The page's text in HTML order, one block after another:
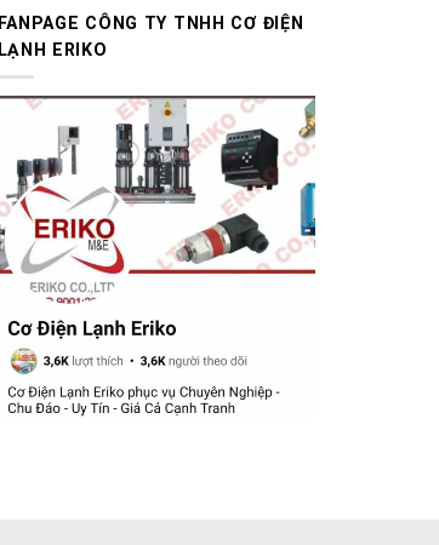
FANPAGE CÔNG TY TNHH CƠ ĐIỆN
LẠNH ERIKO